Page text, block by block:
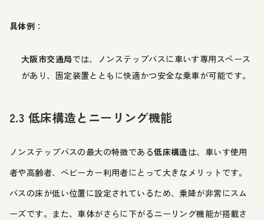
具体例 ：
大阪市交通局では、ノンステップバスに車いす専用スペース
があり、固定装置とともに快適かつ安全な乗車が可能です。
2.3 低床構造とニーリング機能
ノンステップバスの最大の特徴である低床構造は、車いす使用
者や高齢者、ベビーカー利用者にとって大きなメリットです。
バスの床が低い位置に設定されているため、乗降が非常にスム
ーズです。また、車体がさらに下がるニーリング機能が搭載さ